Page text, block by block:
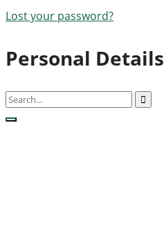
Lost your password?
Personal Details